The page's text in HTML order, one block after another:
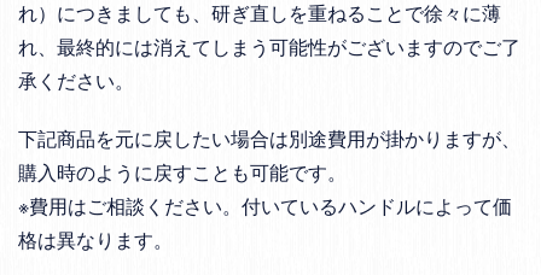
れ）につきましても、研ぎ直しを重ねることで徐々に薄
れ、最終的には消えてしまう可能性がございますのでご了
承ください。
下記商品を元に戻したい場合は別途費用が掛かりますが、
購入時のように戻すことも可能です。
※費用はご相談ください。付いているハンドルによって価
格は異なります。